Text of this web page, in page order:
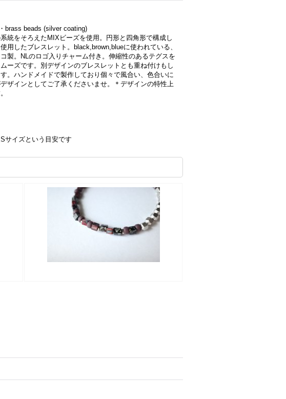
brass beads (silver coating)
統をそろえたMIXビーズを使用。円形と四角形で構成し
用したブレスレット。black,brown,blueに使われている、
製。NLのロゴ入りチャーム付き。伸縮性のあるテグスを
ーズです。別デザインのブレスレットとも重ね付けもし
。ハンドメイドで製作しており個々で風合い、色合いに
ザインとしてご了承くださいませ。＊デザインの特性上
サイズという目安です